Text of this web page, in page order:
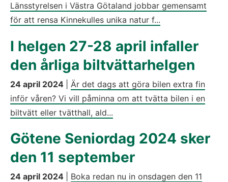
Länsstyrelsen i Västra Götaland jobbar gemensamt
för att rensa Kinnekulles unika natur f...
I helgen 27-28 april infaller
den årliga biltvättarhelgen
24 april 2024
Är det dags att göra bilen extra fin
inför våren? Vi vill påminna om att tvätta bilen i en
biltvätt eller tvätthall, ald...
Götene Seniordag 2024 sker
den 11 september
24 april 2024
Boka redan nu in onsdagen den 11